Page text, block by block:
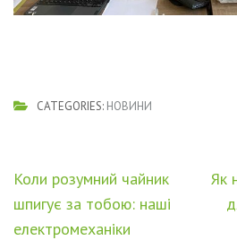
CATEGORIES: НОВИНИ
Навігація
записів
Коли розумний чайник
шпигує за тобою: наші
електромеханіки
Як